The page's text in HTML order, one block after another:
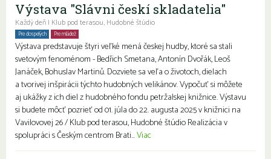
Výstava "Slávni českí skladatelia"
Každý deň | Klub pod terasou, Hudobné štúdio
Pre dospelých Pre mládež
Výstava predstavuje štyri veľké mená českej hudby, ktoré sa stali
svetovým fenoménom - Bedřich Smetana, Antonín Dvořák, Leoš
Janáček, Bohuslav Martinů. Dozviete sa veľa o životoch, dielach
a tvorivej inšpirácii týchto hudobných velikánov. Vypočuť si môžete
aj ukážky z ich diel z hudobného fondu petržalskej knižnice. Výstavu
si budete môcť pozrieť od 01. júla do 22. augusta 2025 v knižnici na
Vavilovovej 26 / Klub pod terasou, Hudobné štúdio Realizácia v
spolupráci s Českým centrom Brati...Viac